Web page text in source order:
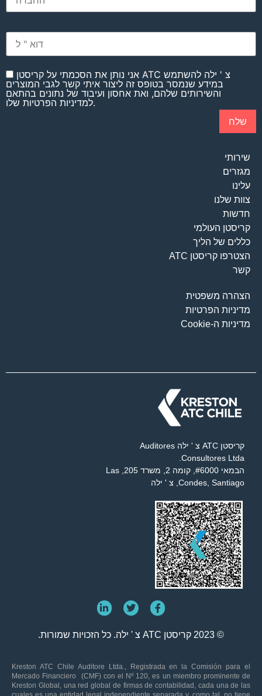
שירותי
מגזרים
עלינו
צוות שלנו
חדשות
קריסטן העולמי
כללים של הליך
הצטרפו קריסטן ATC
קשר
הצהרה משפטית
מדיניות הפרטיות
מדיניות ה-Cookie
אני נותן את הסכמתי על קריסטן ATC צ ' ילה להשתמש
במידע שנמסר בטופס זה ליצור איתי קשר לגבי המוצרים
והשירותים שלהם, ואת אחסון ועיבוד של נתונים בהתאם
למדיניות הפרטיות שלו.
© 2023 קריסטן ATC צ ' ילה. כל הזכויות שמורות.
קריסטן ATC צ ' ילה Auditores
Consultores Ltda.
הבמאי #6000, קומה 2, משרד 205, Las
Condes, Santiago, צ ' ילה
Kreston ATC Chile Auditore Ltda., Registrada en la Comisión para el
Mercado Financiero (CMF) con el Nº 120, es un miembro prominente de
Kreston Global, una red global de firmas de contabilidad, cada una de las